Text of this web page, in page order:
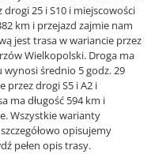
25 i S10 i miejscowości
km i przejazd zajmie nam
jest trasa w wariancie przez
Wielkopolski. Droga ma
wynosi średnio 5 godz. 29
przez drogi S5 i A2 i
ma długość 594 km i
Wszystkie warianty
opisujemy
pełen opis trasy.